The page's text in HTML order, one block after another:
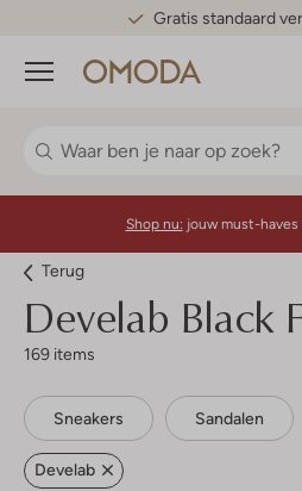
Gratis standaard
Menu
Shop nu: jouw must-
Terug
Develab Black
169 items
Sneakers Sandalen
Develab